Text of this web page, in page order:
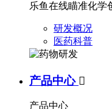
乐鱼在线瞄准化学
研发概况
医药科普
产品中心 
产品中心